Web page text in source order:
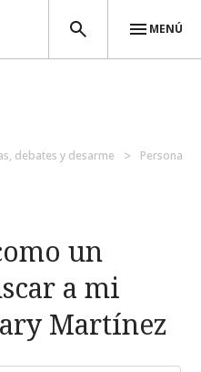
MENÚ
debates y desarme Personas
un
a mi
Martínez